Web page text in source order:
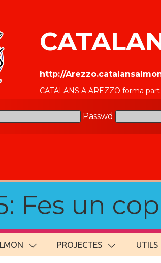
http://
CATALANS A AREZZO forma
Passwd
Fes un
PROJECTES UTILS